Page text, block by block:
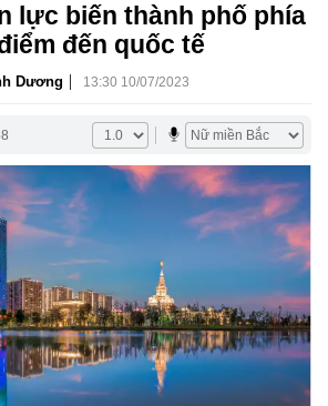
lực biến thành phố phía
đến quốc tế
Dương | 13:30 10/07/2023